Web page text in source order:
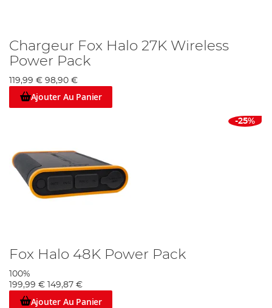
Chargeur Fox Halo 27K Wireless
Power Pack
119,99 € 98,90 €
Ajouter Au Panier
-25%
Fox Halo 48K Power Pack
100%
199,99 €
149,87 €
Ajouter Au Panier